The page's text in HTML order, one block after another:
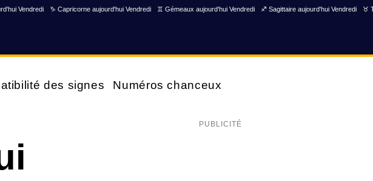
Vendredi ♑ Capricorne aujourd'hui Vendredi ♊ Gémeaux aujourd'hui Vendredi ♐ Sagittaire aujourd'hui Vendredi ♉
des signes Numéros chanceux